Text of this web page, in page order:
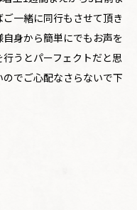
一緒に同行もさせて頂き
身から簡単にでもお声を
うとパーフェクトだと思
でご心配なさらないで下